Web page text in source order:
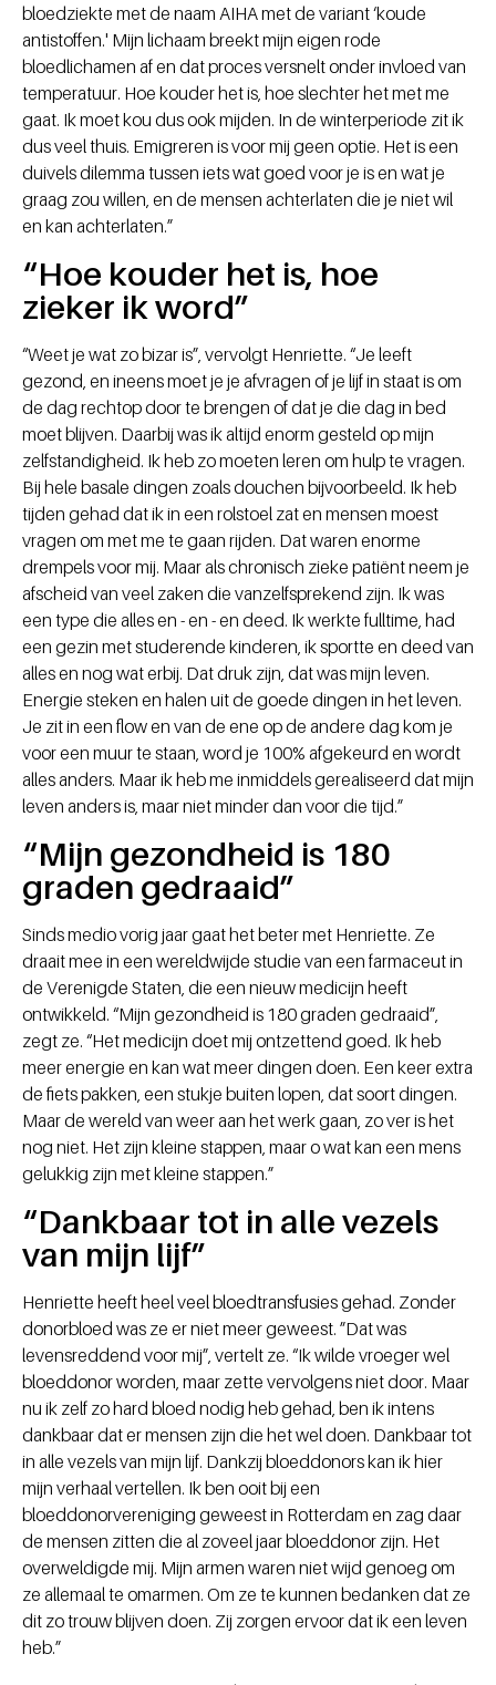
bloedziekte met de naam AIHA met de variant ‘koude
antistoffen.' Mijn lichaam breekt mijn eigen rode
bloedlichamen af en dat proces versnelt onder invloed van
temperatuur. Hoe kouder het is, hoe slechter het met me
gaat. Ik moet kou dus ook mijden. In de winterperiode zit ik
dus veel thuis. Emigreren is voor mij geen optie. Het is een
duivels dilemma tussen iets wat goed voor je is en wat je
graag zou willen, en de mensen achterlaten die je niet wil
en kan achterlaten.”
“Hoe kouder het is, hoe
zieker ik word”
“Weet je wat zo bizar is”, vervolgt Henriette. “Je leeft
gezond, en ineens moet je je afvragen of je lijf in staat is om
de dag rechtop door te brengen of dat je die dag in bed
moet blijven. Daarbij was ik altijd enorm gesteld op mijn
zelfstandigheid. Ik heb zo moeten leren om hulp te vragen.
Bij hele basale dingen zoals douchen bijvoorbeeld. Ik heb
tijden gehad dat ik in een rolstoel zat en mensen moest
vragen om met me te gaan rijden. Dat waren enorme
drempels voor mij. Maar als chronisch zieke patiënt neem je
afscheid van veel zaken die vanzelfsprekend zijn. Ik was
een type die alles en - en - en deed. Ik werkte fulltime, had
een gezin met studerende kinderen, ik sportte en deed van
alles en nog wat erbij. Dat druk zijn, dat was mijn leven.
Energie steken en halen uit de goede dingen in het leven.
Je zit in een flow en van de ene op de andere dag kom je
voor een muur te staan, word je 100% afgekeurd en wordt
alles anders. Maar ik heb me inmiddels gerealiseerd dat mijn
leven anders is, maar niet minder dan voor die tijd.”
“Mijn gezondheid is 180
graden gedraaid”
Sinds medio vorig jaar gaat het beter met Henriette. Ze
draait mee in een wereldwijde studie van een farmaceut in
de Verenigde Staten, die een nieuw medicijn heeft
ontwikkeld. “Mijn gezondheid is 180 graden gedraaid”,
zegt ze. “Het medicijn doet mij ontzettend goed. Ik heb
meer energie en kan wat meer dingen doen. Een keer extra
de fiets pakken, een stukje buiten lopen, dat soort dingen.
Maar de wereld van weer aan het werk gaan, zo ver is het
nog niet. Het zijn kleine stappen, maar o wat kan een mens
gelukkig zijn met kleine stappen.”
“Dankbaar tot in alle vezels
van mijn lijf”
Henriette heeft heel veel bloedtransfusies gehad. Zonder
donorbloed was ze er niet meer geweest. ”Dat was
levensreddend voor mij”, vertelt ze. “Ik wilde vroeger wel
bloeddonor worden, maar zette vervolgens niet door. Maar
nu ik zelf zo hard bloed nodig heb gehad, ben ik intens
dankbaar dat er mensen zijn die het wel doen. Dankbaar tot
in alle vezels van mijn lijf. Dankzij bloeddonors kan ik hier
mijn verhaal vertellen. Ik ben ooit bij een
bloeddonorvereniging geweest in Rotterdam en zag daar
de mensen zitten die al zoveel jaar bloeddonor zijn. Het
overweldigde mij. Mijn armen waren niet wijd genoeg om
ze allemaal te omarmen. Om ze te kunnen bedanken dat ze
dit zo trouw blijven doen. Zij zorgen ervoor dat ik een leven
heb.”